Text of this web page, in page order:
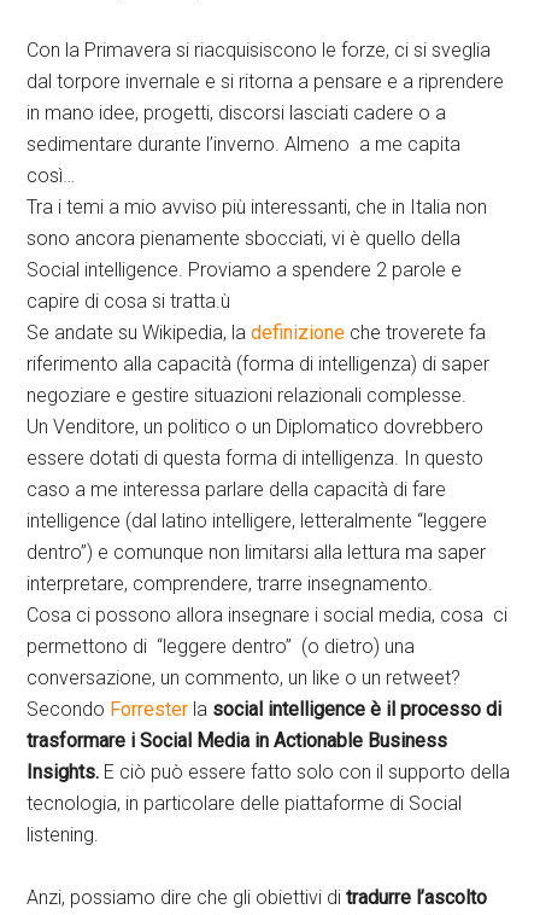
Con la Primavera si riacquisiscono le forze, ci si sveglia
dal torpore invernale e si ritorna a pensare e a riprendere
in mano idee, progetti, discorsi lasciati cadere o a
sedimentare durante l’inverno. Almeno a me capita
così…
Tra i temi a mio avviso più interessanti, che in Italia non
sono ancora pienamente sbocciati, vi è quello della
Social intelligence. Proviamo a spendere 2 parole e
capire di cosa si tratta.ù
Se andate su Wikipedia, ladefinizione che troverete fa
riferimento alla capacità (forma di intelligenza) di saper
negoziare e gestire situazioni relazionali complesse.
Un Venditore, un politico o un Diplomatico dovrebbero
essere dotati di questa forma di intelligenza. In questo
caso a me interessa parlare della capacità di fare
intelligence (dal latino intelligere, letteralmente “leggere
dentro”) e comunque non limitarsi alla lettura ma saper
interpretare, comprendere, trarre insegnamento.
Cosa ci possono allora insegnare i social media, cosa ci
permettono di “leggere dentro” (o dietro) una
conversazione, un commento, un like o un retweet?
Secondo Forrester la social intelligence è il processo di
trasformare i Social Media in Actionable Business
Insights. E ciò può essere fatto solo con il supporto della
tecnologia, in particolare delle piattaforme di Social
listening.
Anzi, possiamo dire che gli obiettivi ditradurre l’ascolto